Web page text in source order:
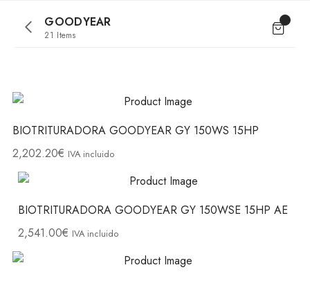
GOODYEAR
21 Items
BIOTRITURADORA GOODYEAR GY 150WS 15HP
2,202.20€ IVA incluido
BIOTRITURADORA GOODYEAR GY 150WSE 15HP AE
2,541.00€ IVA incluido